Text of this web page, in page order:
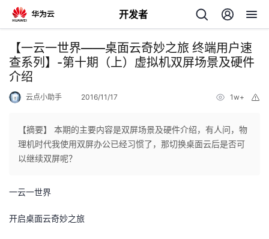
开发者
返
回
个
【一云一世界——桌面云奇妙之旅 终端用户速
查系列】-第十期（上）虚拟机双屏场景及硬件
介绍
云点小助手 2016/11/17 1w+
【摘要】 本期的主要内容是双屏场景及硬件介绍，有人问，物
理机时代我使用双屏办公已经习惯了，那切换桌面云后是否可
以继续双屏呢？
一云一世界
开启桌面云奇妙之旅